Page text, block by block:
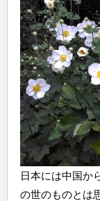
塾
日本には中国か
の世のものとは